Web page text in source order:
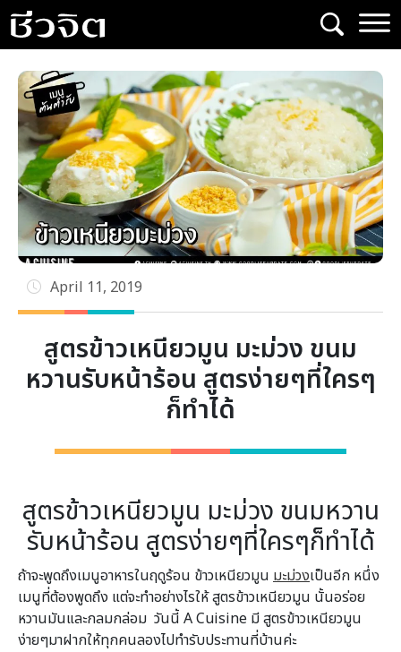
Skip
to
content
April 11, 2019
สูตรข้าวเหนียวมูน มะม่วง ขนม
หวานรับหน้าร้อน สูตรง่ายๆที่ใครๆ
ก็ทำได้
สูตรข้าวเหนียวมูน มะม่วง ขนมหวาน
รับหน้าร้อน สูตรง่ายๆที่ใครๆก็ทำได้
ถ้าจะพูดถึงเมนูอาหารในฤดูร้อน ข้าวเหนียวมูน มะม่วงเป็นอีก หนึ่ง
เมนูที่ต้องพูดถึง แต่จะทำอย่างไรให้ สูตรข้าวเหนียวมูน นั้นอร่อย
หวานมันและกลมกล่อม วันนี้ A Cuisine มี สูตรข้าวเหนียวมูน
ง่ายๆมาฝากให้ทุกคนลองไปทำรับประทานที่บ้านค่ะ